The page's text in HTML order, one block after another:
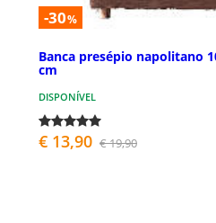
-30%
Banca presépio napolitano
cm
DISPONÍVEL
€ 13,90 € 19,90